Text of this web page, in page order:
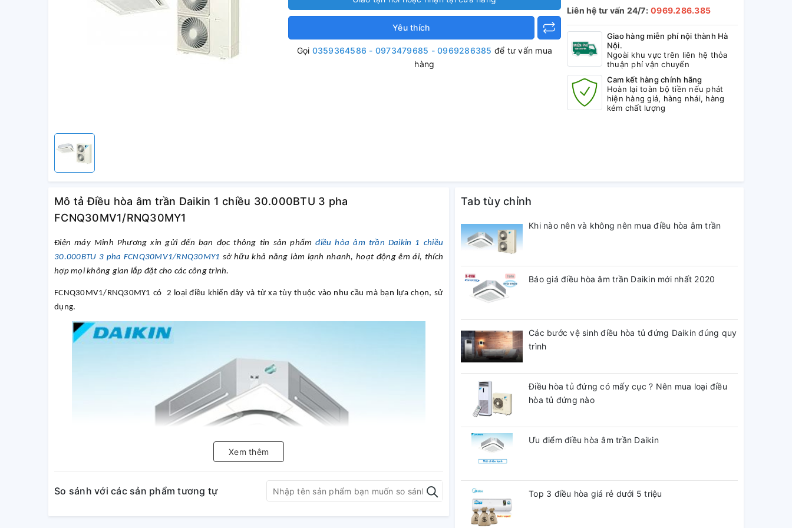
Yêu thích
Gọi 0359364586 - 0973479685 - 0969286385 để tư vấn mua
hàng
Liên hệ tư vấn 24/7: 0969.286.385
Giao hàng miễn phí nội thành Hà
Nội.
Ngoài khu vực trên liên hệ thỏa
thuận phí vận chuyển
Cam kết hàng chính hãng
Hoàn lại toàn bộ tiền nếu phát
hiện hàng giả, hàng nhái, hàng
kém chất lượng
Mô tả Điều hòa âm trần Daikin 1 chiều 30.000BTU 3 pha
FCNQ30MV1/RNQ30MY1
Điện máy Minh Phương xin gửi đến bạn đọc thông tin sản phẩmđiều hòa âm trần Daikin 1 chiều
30.000BTU 3 pha FCNQ30MV1/RNQ30MY1 sở hữu khả năng làm lạnh nhanh, hoạt động êm ái, thích
hợp mọi không gian lắp đặt cho các công trình.
FCNQ30MV1/RNQ30MY1 có 2 loại điều khiển dây và từ xa tùy thuộc vào nhu cầu mà bạn lựa chọn, sử
dụng.
Xem thêm
So sánh với các sản phẩm tương tự
Tab tùy chỉnh
Khi nào nên và không nên mua điều hòa âm trần
Báo giá điều hòa âm trần Daikin mới nhất 2020
Các bước vệ sinh điều hòa tủ đứng Daikin đúng quy
trình
Điều hòa tủ đứng có mấy cục ? Nên mua loại điều
hòa tủ đứng nào
Ưu điểm điều hòa âm trần Daikin
Top 3 điều hòa giá rẻ dưới 5 triệu